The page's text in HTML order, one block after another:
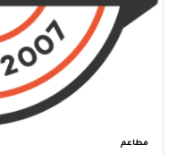
مطاعم